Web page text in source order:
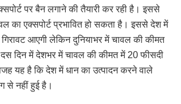
पर बैन लगाने की तैयारी कर रही है। इससे
का एक्सपोर्ट प्रभावित हो सकता है। इससे देश में
आएगी लेकिन दुनियाभर में चावल की कीमत
दिन में देशभर में चावल की कीमत में 20 फीसदी
यह है कि देश में धान का उत्पादन करने वाले
से नहीं हुई है।